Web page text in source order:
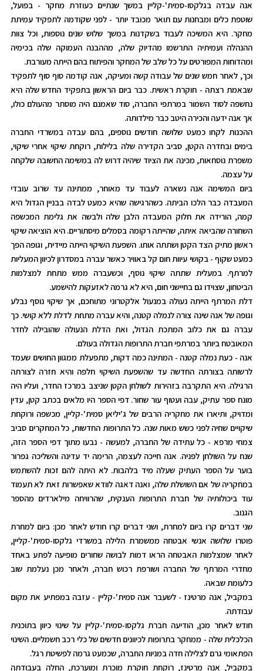
אנה עבדה בגלקסו-סמית'-קליין במשך שנתיים כעוזרת מחקר - בפועל,
שוטפת כלים ומבחנות עם תואר מכובד יותר - לפני שקודמה לתפקיד עמיתת
מחקר. היא המשיכה לעבוד בשקדנות במשך שלוש שנים נוספות, וכל צוות
ההנהלה ועמיתיה התרשמו מהדיוק שלה, מההבנה העמוקה שלה בכימיה
ומהדוחות המפורטים על כל שלב של המחקר והפיתוח בהם הייתה מעורבת.
וכך, לאחר חמש שנים של עבודה קשה ומעיקה, אנה קודמה סוף סוף לתפקיד
שבאמת רצתה - חוקרת ראשית. כבר ביום הראשון בתפקיד החדש שלה היא
נחשפה לסוד השמור במרתפי החברה, סוד שאמנם היה מוסתר מהעולם כולו,
אך אנה ידעה והכירה היטב כבר מילדותה.
ההכנות לקחו כמעט שלושה חודשים נוספים, בהם עבדה במשרדי החברה
בימים ובחדרה הקטן, סביב הקדירה שלה בלילות, רוקחת שיקוי אחרי שיקוי,
משפרת נוסחאות, מכינה את הציוד שיהיה דרוש לה במשימה החשובה שלקחה
על עצמה.
ביום המשימה אנה נשארה לעבוד עד מאוחר, ממתינה עד שרוב עובדי
המעבדה כבר הלכו הביתה. כשהרגישה שהיא כמעט לבדה בבניין הגדול היא
קמה, הורידה את חלוק המעבדה הלבן שלה ולבשה את גלימת המכשפה
השחורה שהביאה איתה, שהייתה רקומה בסמלים מיסתוריים. היא הוציאה שיקוי
ראשון מתיק הצד הקטן ושתתה אותו. השפעת השיקוי הייתה מיידית, וגופה הפך
כמעט שקוף - בקושי עיוות חום קל באוויר כאשר עברה במסדרון לכיוון המעליות
למרתף. במעלית שתתה שיקוי נוסף, וכשעברה ממש מתחת למצלמות
הביטחון, שצוידו גם בחיישני חום, היא לא גרמה לאזעקות להישמע.
דלת המרתף הייתה נעולה במנעול אלקטרוני מתוחכם, אך שיקוי נוסף נבלע
וגופה של אנה שינה צורה לנמלה קטנה, והיא עברה מתחת לדלת ללא קושי. כך
עברה גם את כלוב המתכת הגדול, ואת הדלת הנעולה שהובילה לחדר
המאובטח ביותר במרתפי חברת התרופות הגדולה בעולם.
אנה - כעת נמלה קטנה - המתינה כמה דקות, מתפעלת ממגוון החושים שעמד
לרשותה בצורתה החדשה עד שהשפעת השיקוי חלפה והיא חזרה לצורתה
הרגילה. היא התקרבה בזהירות לשולחן הקטן שניצב במרכז החדר, ועליו היה
מונח ספר עתיק, עבה ועטוף עור שחור. דפי הספר היו מלאים בכתב קטן, עדין
ומדויק, ותיארו את מחקריה הרבים של ג'יליאן סמית'-קליין, מכשפה ורוקחת
שיקויים שחיה לפני כשש מאות שנה. כל התרופות החדשות, כל המחקרים סביב
צמחי מרפא - כל עתידה של החברה, למעשה - נבעו מתוך דפי הספר הזה,
שנח על השולחן לפניה. אנה חייכה לעצמה, הרימה יד עדינה והשליכה גפרור
בוער על הספר העתיק שעלה מיד בלהבות. לא היתה להם זכות להשתמש
במחקריה של אם השושלת שלה, ואנה דאגה לוודא שאפשרות זאת לא תעמוד
עוד ביכולותיה של חברת התרופות הענקית, שהרוויחה מילארדים מהספר
הגנוב.
שני דברים קרו ביום למחרת, ושני דברים קרו חודש לאחר מכן: ביום למחרת
פוטרו שלושה אנשי אבטחה ממשמרת הלילה במשרדי גלקסו-סמית'-קליין,
לאחר שמצלמות האבטחה הראו דמות לבושה שחורים מופיעה לפתע באחד
מחדרי המרתף של החברה ושורפת רכוש חברה, ולאחר מכן נעלמת שוב
כלעומת שבאה.
במקביל, אנה מרטינז - לשעבר אנה סמית'-קליין - עזבה במפתיע את מקום
עבודתה.
חודש לאחר מכן, הודיעה חברת גלקסו-סמית'-קליין על שינוי כיוון בתוכנית
הכלכלית שלה - ממחקר בתרופות לכיוונים חדשים של כלי רכב חשמליים. השינוי
הפתאומי גרם לצלילה חדה במניות החברה, שכמעט גרמה לפשיטת רגל.
במקביל, אנה מרטינז, רוקחת חוקרת מוכרת ומוערכת, החלה בעבודתה